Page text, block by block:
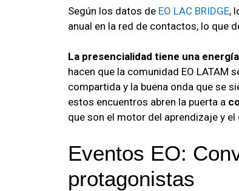
Según los datos de EO LAC BRIDGE,
anual en la red de contactos, lo que
La presencialidad tiene una
hacen que la comunidad EO LATAM
compartida y la buena onda que se
estos encuentros abren la puerta a
que son el motor del aprendizaje y
Eventos EO:
protagonistas